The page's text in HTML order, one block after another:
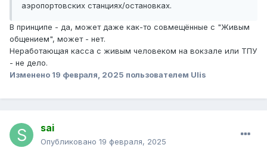
аэропортовских станциях/остановках.
В принципе - да, может даже как-то совмещённые с "Живым
общением", может - нет.
Неработающая касса с живым человеком на вокзале или ТПУ
- не дело.
Изменено 19 февраля, 2025 пользователем Ulis
sai
Опубликовано 19 февраля, 2025